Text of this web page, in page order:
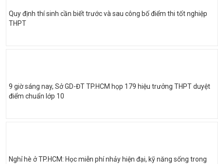
Quy định thí sinh cần biết trước và sau công bố điểm thi tốt nghiệp
THPT
9 giờ sáng nay, Sở GD-ĐT TP.HCM họp 179 hiệu trưởng THPT duyệt
điểm chuẩn lớp 10
Nghỉ hè ở TP.HCM: Học miễn phí nhảy hiện đại, kỹ năng sống trong